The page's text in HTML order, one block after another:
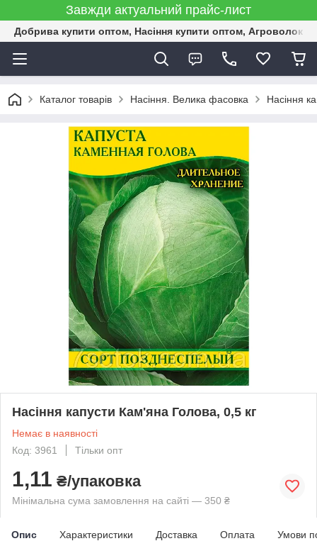
Завжди актуальний прайс-лист
Добрива купити оптом, Насіння купити оптом,
Каталог товарів Насіння. Велика фасовка Насіння
Насіння капусти Кам'яна Голова, 0,5 кг
Немає в наявності
Код: 3961
Тільки опт
1,11 ₴/упаковка
Мінімальна сума замовлення на сайті — 350 ₴
Опис Характеристики Доставка Оплата Умови